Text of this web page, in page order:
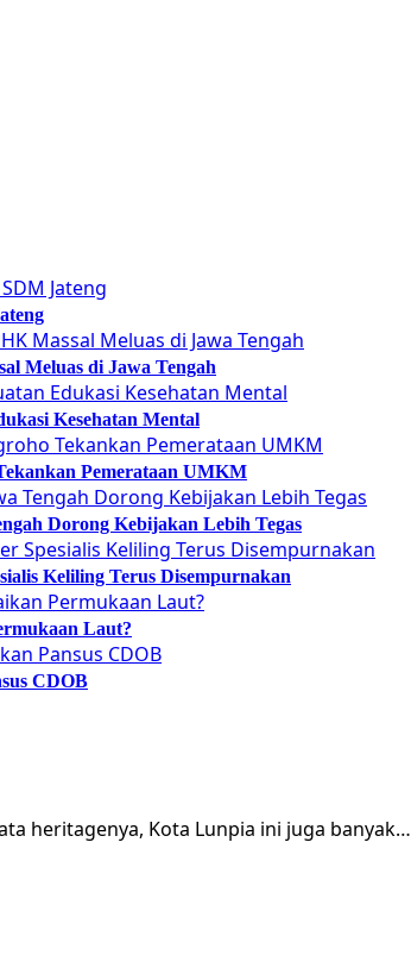
Meluas di Jawa Tengah
Kesehatan Mental
Pemerataan UMKM
Dorong Kebijakan Lebih Tegas
Keliling Terus Disempurnakan
Laut?
CDOB
heritagenya, Kota Lunpia ini juga banyak…